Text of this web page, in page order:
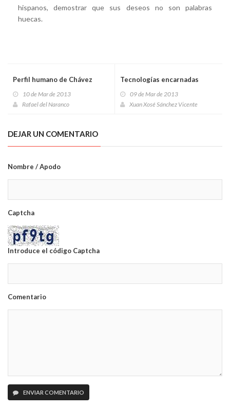
hispanos, demostrar que sus deseos no son palabras
huecas.
Perfil humano de Chávez
10 de Mar de 2013
Rafael del Naranco
Tecnologías encarnadas
09 de Mar de 2013
Xuan Xosé Sánchez Vicente
DEJAR UN COMENTARIO
Nombre / Apodo
Captcha
Introduce el código Captcha
Comentario
ENVIAR COMENTARIO